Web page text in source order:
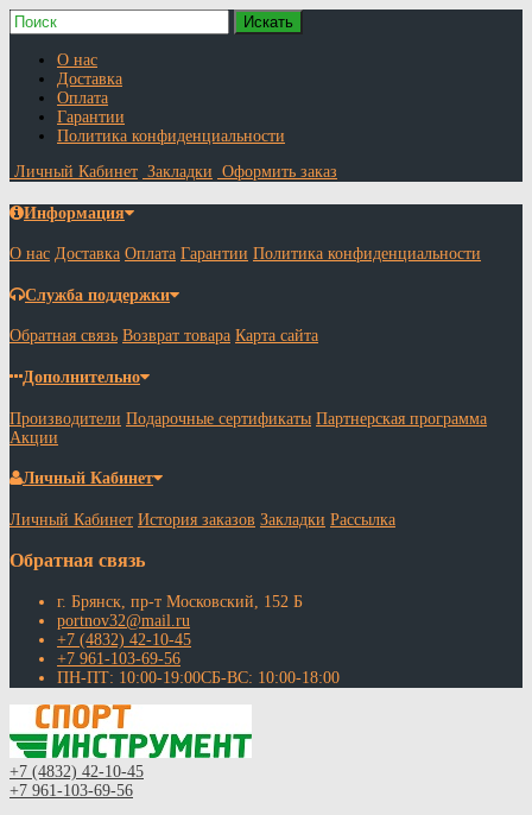
О нас
Доставка
Оплата
Гарантии
Политика конфиденциальности
Личный Кабинет Закладки Оформить заказ
Информация
О нас Доставка Оплата Гарантии Политика конфиденциальности
Служба поддержки
Обратная связь Возврат товара Карта сайта
Дополнительно
Производители Подарочные сертификаты Партнерская программа
Акции
Личный Кабинет
Личный Кабинет История заказов Закладки Рассылка
Обратная связь
г. Брянск, пр-т Московский, 152 Б
portnov32@mail.ru
+7 (4832) 42-10-45
+7 961-103-69-56
ПН-ПТ: 10:00-19:00СБ-ВС: 10:00-18:00
+7 (4832) 42-10-45
+7 961-103-69-56